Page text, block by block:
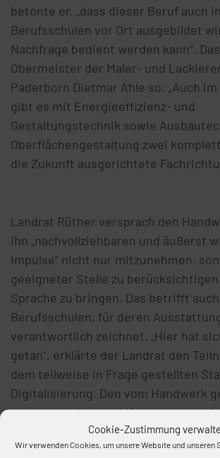
Cookie-Zustimmung
Wir verwenden Cookies, um unsere Website und unseren
betonte er, „dass dieser Beruf auch
Berufsschulen vor Ort ausgebildet
Nachfrage bedient werden kann“.
Obermeister der Maler- und
Paderborn Dietmar Ahle so: „Auch
gibt es mit Energieeffizienz- und
Gestaltungstechnik sowie
Oberflächengestaltung zwei
die Zukunft ausgerichtete
Landrat Rüther versprach den
ihn „nachvollziehbaren und äußerst
Impulse“ nicht nur mitzunehmen,
geeigneter Stelle zu
Sprache zu bringen. Das betrifft
Berufsschulen, für deren
verantwortlich zeichnet. „Hier hat
getan“, erklärte der Landrat den
dem teilweise in Frage gestellten
Digitalisierung. Den vom Handwerk
und auch schon praktizierten
inhaltlichen gemeinsamen Austausch
Ausbildung unterstützte Rüther.